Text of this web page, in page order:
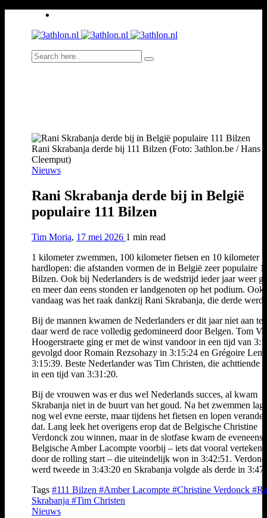
Rani Skrabanja derde bij 111 Bilzen (Foto: 3athlon.be / Hans
Cleemput)
Nieuws
Rani Skrabanja derde bij in België
populaire 111 Bilzen
Tim Moria, 17 mei 2026 1 min read
1 kilometer zwemmen, 100 kilometer fietsen en 10 kilometer
hardlopen: die afstanden vormen de in België zeer populaire
Bilzen. Ook bij Nederlanders is de wedstrijd ieder jaar weer
en meer dan eens stonden er landgenoten op het podium. Ook
vandaag was het raak dankzij Rani Skrabanja, die derde werd.
Bij de mannen kwamen de Nederlanders er dit jaar niet aan te
daar werd de race volledig gedomineerd door Belgen. Tom
Hoogerstraete ging er met de winst vandoor in een tijd van
gevolgd door Romain Rezsohazy in 3:15:24 en Grégoire
3:15:39. Beste Nederlander was Tim Christen, die achttiende
in een tijd van 3:31:20.
Bij de vrouwen was er dus wel Nederlands succes, al kwam
Skrabanja niet in de buurt van het goud. Na het zwemmen lag
nog wel evne eerste, maar tijdens het fietsen en lopen
dat. Lang leek het overigens erop dat de Belgische Christine
Verdonck zou winnen, maar in de slotfase kwam de eveneens
Belgische Amber Lacompte voorbij – iets dat vooral
door de rolling start – die uiteindelijk won in 3:42:51.
werd tweede in 3:43:20 en Skrabanja volgde als derde in
Tags #111 Bilzen #Amber Lacompte #Christine Verdonck
Skrabanja #Tim Christen
Nieuws